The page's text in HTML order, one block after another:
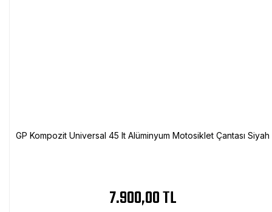
GP Kompozit Universal 45 lt Alüminyum Motosiklet Çantası Siyah
7.900,00 TL